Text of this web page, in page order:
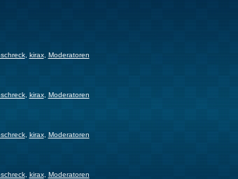
, kirax, Moderatoren
, kirax, Moderatoren
, kirax, Moderatoren
, kirax, Moderatoren